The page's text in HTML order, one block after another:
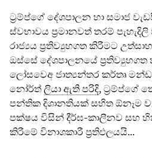
ට්‍රම්ප්ගේ දේශපාලන හා සමාජ
ස්වභාවය ප්‍රමානවත් තරම්
රාජ්‍යය ප්‍රතිව්‍යුහගත කිරීමට
ඔස්සේ දේශපාලනයේ
ලෝසවෙඅ ජාත්‍යන්තර කර්තෘ
නෝර්ත්ලියා ඇති පරිදි, ට්‍රම්ප්ගේ
පන්තික දිශානතියක් සහිත ඕනෑම
පක්ෂය විසින් දීර්ඝ-කාලීනව සහ
කිරීමේ විනාශකාරී ප්‍රතිඵලයයි...